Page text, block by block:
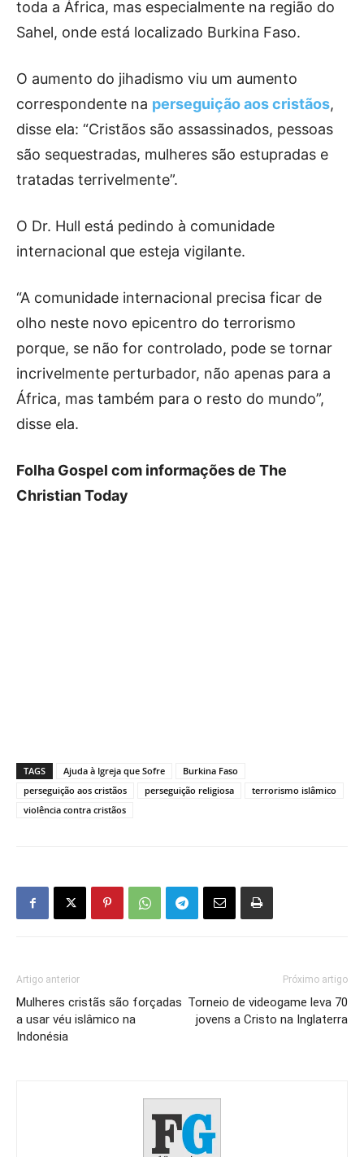
toda a África, mas especialmente na região do
Sahel, onde está localizado Burkina Faso.
O aumento do jihadismo viu um aumento
correspondente na perseguição aos cristãos,
disse ela: “Cristãos são assassinados, pessoas
são sequestradas, mulheres são estupradas e
tratadas terrivelmente”.
O Dr. Hull está pedindo à comunidade
internacional que esteja vigilante.
“A comunidade internacional precisa ficar de
olho neste novo epicentro do terrorismo
porque, se não for controlado, pode se tornar
incrivelmente perturbador, não apenas para a
África, mas também para o resto do mundo”,
disse ela.
Folha Gospel com informações de The
Christian Today
TAGS Ajuda à Igreja que Sofre
Burkina Faso
perseguição aos cristãos
perseguição religiosa
terrorismo islâmico
violência contra cristãos
Artigo anterior
Mulheres cristãs são forçadas
a usar véu islâmico na
Indonésia
Próximo artigo
Torneio de videogame leva 70
jovens a Cristo na Inglaterra